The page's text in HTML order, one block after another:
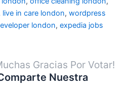
live in care london, wordpress
london, expedia jobs
Gracias Por Votar!
Nuestra